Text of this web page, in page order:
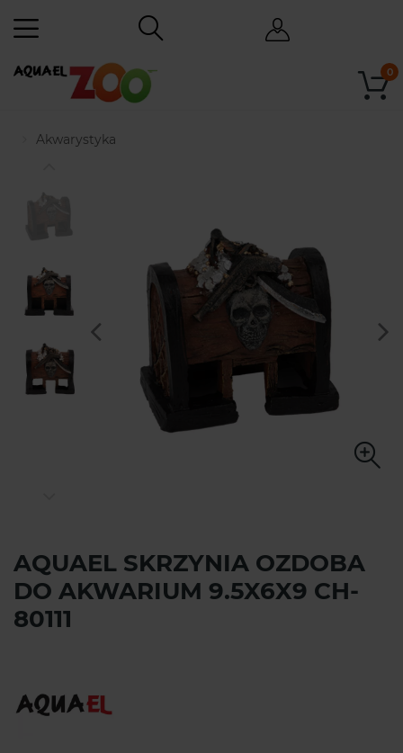
0
Akwarystyka
AQUAEL SKRZYNIA OZDOBA
DO AKWARIUM 9.5X6X9 CH-
80111